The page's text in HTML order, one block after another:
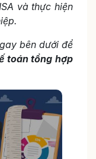
và thực hiện
bên dưới để
toán tổng hợp